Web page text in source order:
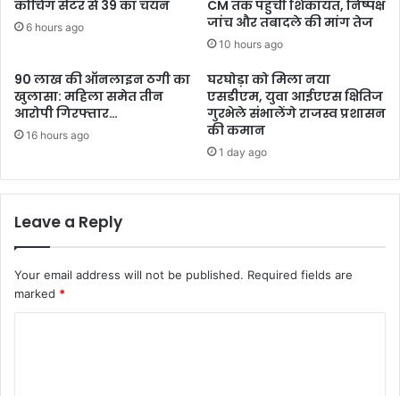
कोचिंग सेंटर से 39 का चयन
6 hours ago
CM तक पहुंची शिकायत, निष्पक्ष
जांच और तबादले की मांग तेज
10 hours ago
90 लाख की ऑनलाइन ठगी का
खुलासा: महिला समेत तीन
आरोपी गिरफ्तार…
16 hours ago
घरघोड़ा को मिला नया
एसडीएम, युवा आईएएस क्षितिज
गुरभेले संभालेंगे राजस्व प्रशासन
की कमान
1 day ago
Leave a Reply
Your email address will not be published. Required fields are
marked *